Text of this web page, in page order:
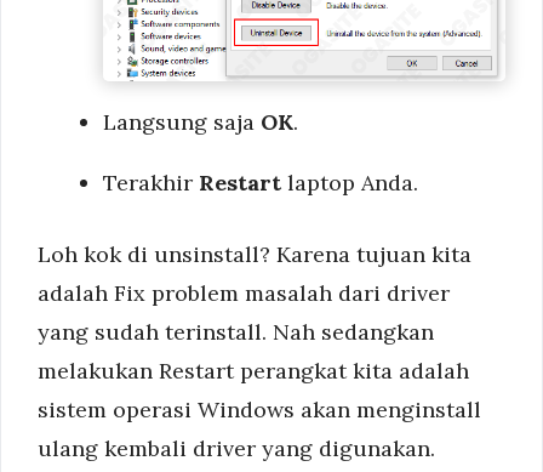
Langsung saja OK.
Terakhir Restart laptop Anda.
Loh kok di unsinstall? Karena tujuan kita
adalah Fix problem masalah dari driver
yang sudah terinstall. Nah sedangkan
melakukan Restart perangkat kita adalah
sistem operasi Windows akan menginstall
ulang kembali driver yang digunakan.